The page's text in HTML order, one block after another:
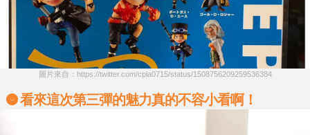
圖片來自：https://twitter.com/cpla0715/status/1508756209259536384
看來這次第三彈的魅力真的不容小看啊！